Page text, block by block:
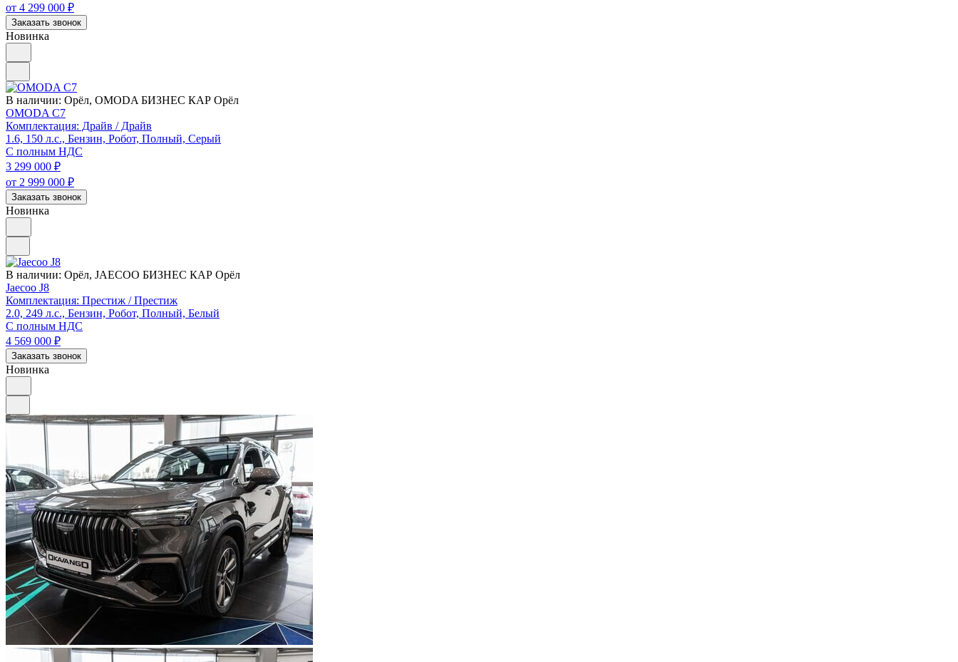
от 4 299 000 ₽
Заказать звонок
Новинка
В наличии: Орёл, OMODA БИЗНЕС КАР Орёл
OMODA C7
Комплектация: Драйв / Драйв
1.6, 150 л.с., Бензин, Робот, Полный, Серый
С полным НДС
3 299 000 ₽
от 2 999 000 ₽
Заказать звонок
Новинка
В наличии: Орёл, JAECOO БИЗНЕС КАР Орёл
Jaecoo J8
Комплектация: Престиж / Престиж
2.0, 249 л.с., Бензин, Робот, Полный, Белый
С полным НДС
4 569 000 ₽
Заказать звонок
Новинка